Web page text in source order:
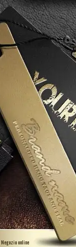
Negozio online